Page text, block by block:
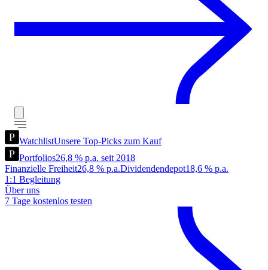
WatchlistUnsere Top-Picks zum Kauf
Portfolios26,8 % p.a. seit 2018
Finanzielle Freiheit26,8 % p.a.Dividendendepot18,6 % p.a.
1:1 Begleitung
Über uns
7 Tage kostenlos testen